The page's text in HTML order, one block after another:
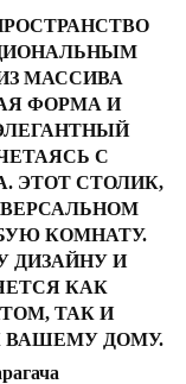
МАССИВА
ФОРМА И
С
ЭТОТ СТОЛИК,
КОМНАТУ.
ДИЗАЙНУ И
КАК
ТАК И
ВАШЕМУ ДОМУ.